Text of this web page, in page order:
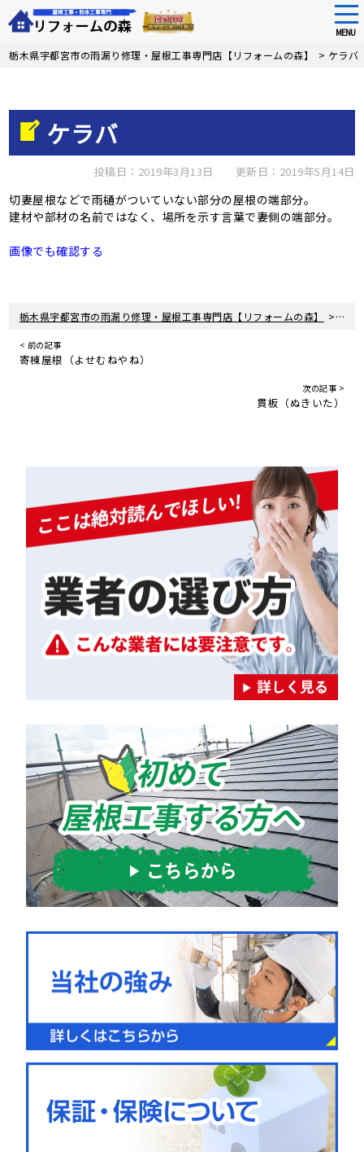
Skip
MENU
栃木県宇都宮市の雨漏り修理・屋根工事専門店【リフォームの森】 > ケラバ
ケラバ
投稿日：2019年3月13日 更新日：2019年5月14日
切妻屋根などで雨樋がついていない部分の屋根の端部分。
建材や部材の名前ではなく、場所を示す言葉で妻側の端部分。
画像でも確認する
栃木県宇都宮市の雨漏り修理・屋根工事専門店【リフォームの森】 > ケラ
< 前の記事
寄棟屋根（よせむねやね）
次の記事 >
貫板（ぬきいた）